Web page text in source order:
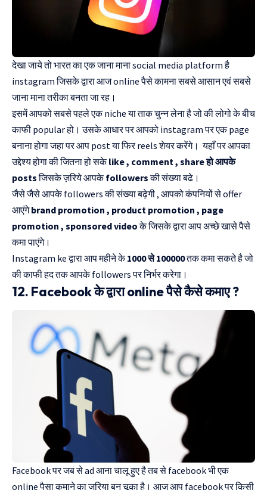
देखा जाये तो भारत का एक जाना माना social media platform है
instagram जिसके द्वारा आज online पैसे कामना सबसे आसान एवं सबसे
जाना माना तरीका बनता जा रह।
इसमें आपको सबसे पहले एक niche या ताक चुन्न लेना है जो की लोगो के बीच
काफी popular हो। उसके आधार पर आपको instagram पर एक page
बनाना होगा जहा पर आप post या फिर reels शेयर करेंगे। यहाँ पर आपका
उद्देश्य होगा की जितना हो सकेlike , comment , share हो आपके
postsजिसके ज़रिये आपकेfollowersकी संख्या बढे।
जैसे जैसे आपके followers की संख्या बढ़ेगी , आपको कंपनियों से offer
आएंगेbrand promotion , product promotion , page
promotion , sponsored videoके जिसके द्वारा आप अच्छे खासे पैसे
कमा पाएंगे।
Instagram ke द्वारा आप महीने के1000 से 100000तक कमा सकते है जो
की काफी हद तक आपके followers पर निर्भर करेगा।
12. Facebook के द्वारा online पैसे कैसे कमाए ?
Facebook पर जब से ad आना चालू हुए है तब से facebook भी एक
online पैसा कमाने का जरिया बन चूका है। आज आप facebook पर किसी